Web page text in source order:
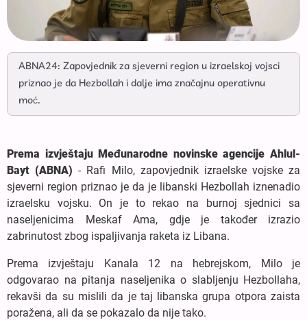
ABNA24: Zapovjednik za sjeverni region u izraelskoj vojsci
priznao je da Hezbollah i dalje ima značajnu operativnu
moć.
Prema izvještaju Međunarodne novinske agencije Ahlul-
Bayt (ABNA) - Rafi Milo, zapovjednik izraelske vojske za
sjeverni region priznao je da je libanski Hezbollah iznenadio
izraelsku vojsku. On je to rekao na burnoj sjednici sa
naseljenicima Meskaf Ama, gdje je također izrazio
zabrinutost zbog ispaljivanja raketa iz Libana.
Prema izvještaju Kanala 12 na hebrejskom, Milo je
odgovarao na pitanja naseljenika o slabljenju Hezbollaha,
rekavši da su mislili da je taj libanska grupa otpora zaista
poražena, ali da se pokazalo da nije tako.